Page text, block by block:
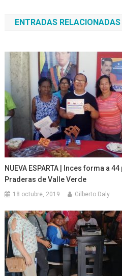
de
entradas
ENTRADAS RELACIONADAS
NUEVA ESPARTA | Inces forma a
Praderas de Valle Verde
18 octubre, 2019 Gilberto Daly